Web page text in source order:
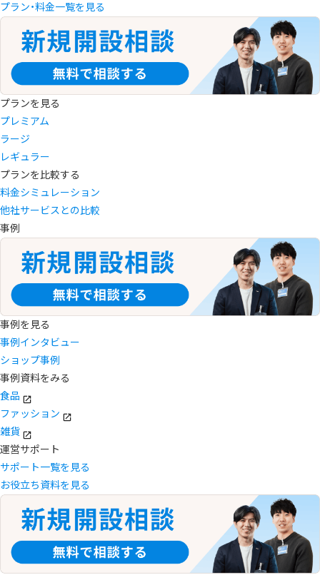
プラン・料金一覧を見る
プランを見る
プレミアム
ラージ
レギュラー
プランを比較する
料金シミュレーション
他社サービスとの比較
事例
事例を見る
事例インタビュー
ショップ事例
事例資料をみる
食品
ファッション
雑貨
運営サポート
サポート一覧を見る
お役立ち資料を見る